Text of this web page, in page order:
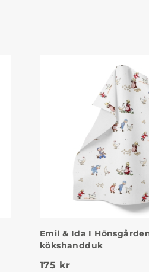
Emil & Ida I
kökshandduk
175 kr